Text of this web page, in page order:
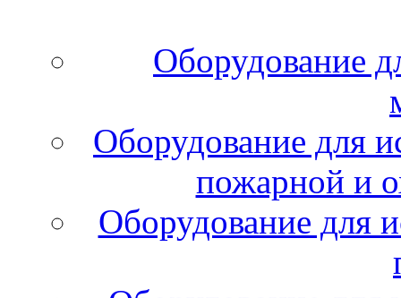
Оборудование
Оборудование для
пожарной и
Оборудование для